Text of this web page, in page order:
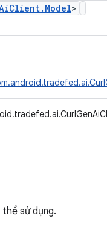
>
sử dụng.